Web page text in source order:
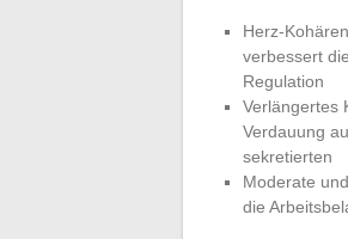
Herz-
verbessert
Regulation
Verlängertes
Verdauung
sekretierten
Moderate
die